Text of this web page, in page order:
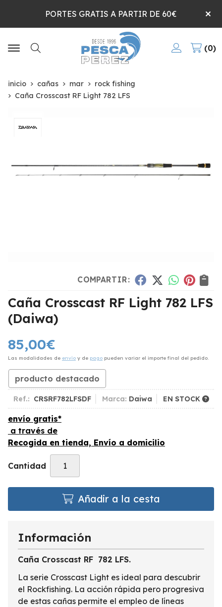
PORTES GRATIS A PARTIR DE 60€
Buscar
0
inicio cañas mar
rock fishing
Caña Crosscast RF Light 782 LFS
COMPARTIR:
Caña Crosscast RF Light 782 LFS
(Daiwa)
85,00€
Las modalidades de envío y de pago pueden variar el importe final del pedido.
producto destacado
Ref.: CRSRF782LFSDF Marca: Daiwa EN STOCK
envío gratis*
a través de
Recogida en tienda, Envío a domicilio
Cantidad
Añadir a la cesta
Información
Caña Crosscast RF 782 LFS.
La serie Crosscast Light es ideal para descubrir
el Rockfishing. La acción rápida pero progresiva
de estas cañas permite el empleo de líneas